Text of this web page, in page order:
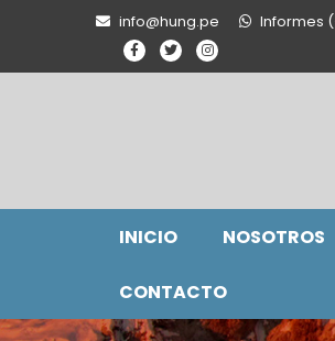
info@hung.pe Informes
INICIO NOSOTROS
CONTACTO